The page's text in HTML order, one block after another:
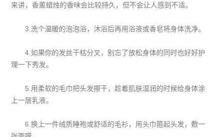
来讲，香薰蜡烛的香味会比较持久，但不会让人感到不适。
3.洗个温暖的泡泡浴，沐浴后再用浴液或香皂将身体洗净。
4.如果你的发丝干枯分叉，别忘了放松身体的同时也好好护
理一下秀发。
5.用柔软的毛巾把头发擦干，趁着肌肤湿润的时候给身体涂
上一层乳液。
6.换上一件绒质睡袍或舒适的毛衫，用头巾箍起头发，敷一